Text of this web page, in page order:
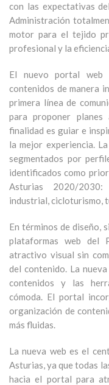
con las expectativas
Administración
motor para el tejido
profesional y la
El nuevo portal web
contenidos de manera
primera línea de
para proponer planes
finalidad es guiar e
la mejor experiencia.
segmentados por
identificados como
Asturias 2020/2030:
industrial, cicloturismo,
En términos de diseño,
plataformas web del
atractivo visual sin
del contenido. La
contenidos y las
cómoda. El portal
organización de
más fluidas.
La nueva web es el
Asturias, ya que todas
hacia el portal para